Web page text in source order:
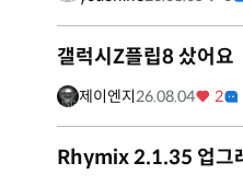
갤럭시Z플립8 샀어요
제이엔지26.08.04 2
Rhymix 2.1.35 업